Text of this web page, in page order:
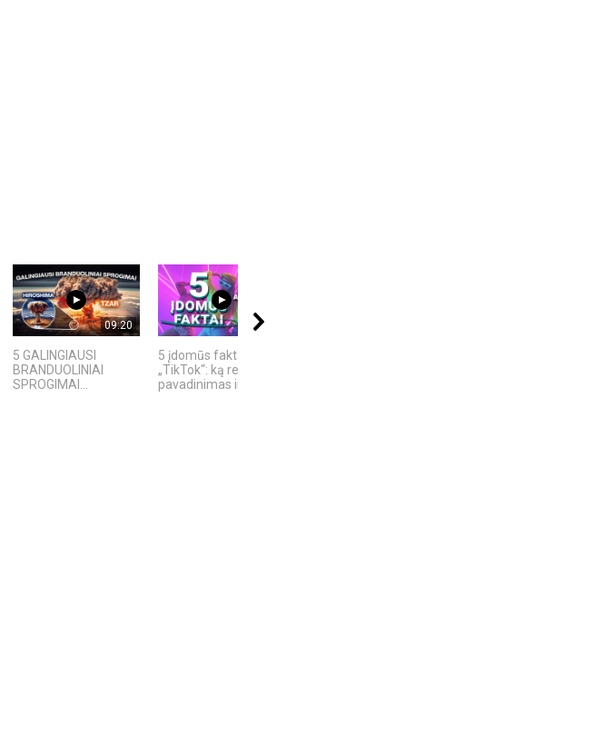
09:20
5 GALINGIAUSI
BRANDUOLINIAI
SPROGIMAI...
04:13
5 įdomūs faktai apie
„TikTok“: ką reiškia
pavadinimas ir ne tik